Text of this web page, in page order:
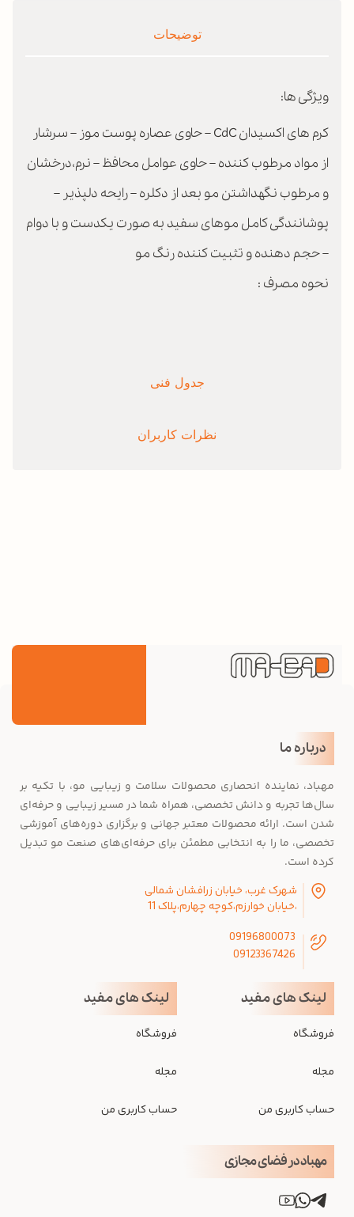
توضیحات
جدول فنی
نظرات کاربران
ویژگی ها:
کرم های اکسیدان CdC – حاوی عصاره پوست موز – سرشار
از مواد مرطوب کننده – حاوی عوامل محافظ – نرم،درخشان
و مرطوب نگهداشتن مو بعد از دکلره – رایحه دلپذیر –
پوشانندگی کامل موهای سفید به صورت یکدست و با دوام
– حجم دهنده و تثبیت کننده رنگ مو
نحوه مصرف :
درباره ما
مهباد، نماینده انحصاری محصولات سلامت و زیبایی مو، با تکیه بر
سال‌ها تجربه و دانش تخصصی، همراه شما در مسیر زیبایی و حرفه‌ای
شدن است. ارائه محصولات معتبر جهانی و برگزاری دوره‌های آموزشی
تخصصی، ما را به انتخابی مطمئن برای حرفه‌ای‌های صنعت مو تبدیل
کرده است.
شهرک غرب، خیابان زرافشان شمالی
،خیابان خوارزم،کوچه چهارم،پلاک 11
09196800073
09123367426
لینک های مفید
فروشگاه
مجله
حساب کاربری من
لینک های مفید
فروشگاه
مجله
حساب کاربری من
مهباد در فضای مجازی